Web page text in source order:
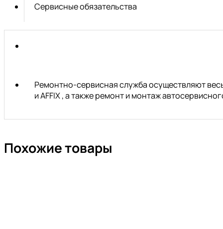
Сервисные обязательства
Ремонтно-сервисная служба осуществляют
и AFFIX , а также ремонт и монтаж
Похожие товары